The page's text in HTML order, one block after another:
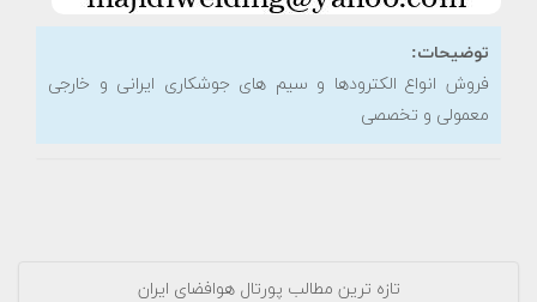
توضیحات:
فروش انواع الکترودها و سیم های جوشکاری ایرانی و خارجی
معمولی و تخصصی
تازه ترین مطالب پورتال هوافضای ایران